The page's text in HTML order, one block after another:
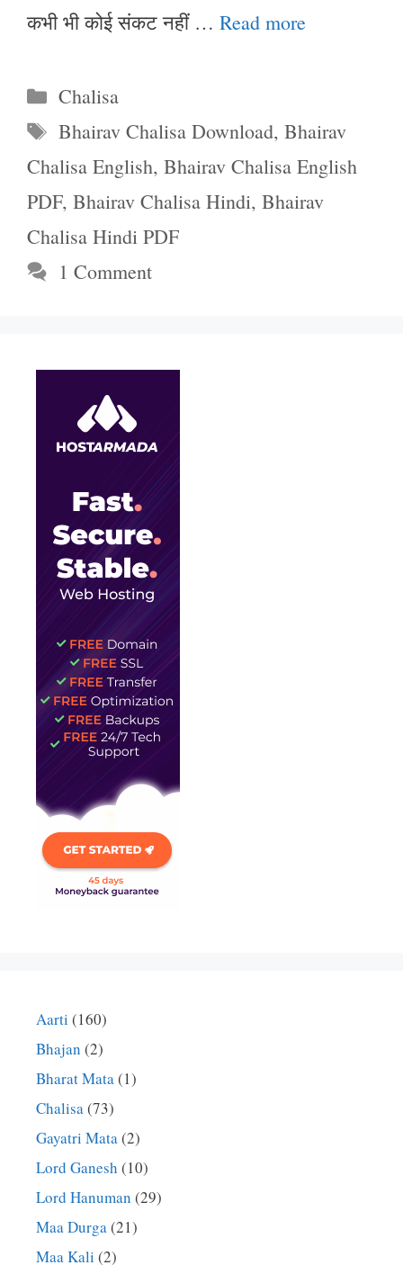
कभी भी कोई संकट नहीं … Read more
Categories
Chalisa
Tags
Bhairav Chalisa Download,Bhairav
Chalisa English, Bhairav Chalisa English
PDF, Bhairav Chalisa Hindi, Bhairav
Chalisa Hindi PDF
1 Comment
Aarti (160)
Bhajan (2)
Bharat Mata(1)
Chalisa(73)
Gayatri Mata(2)
Lord Ganesh (10)
Lord Hanuman (29)
Maa Durga(21)
Maa Kali (2)